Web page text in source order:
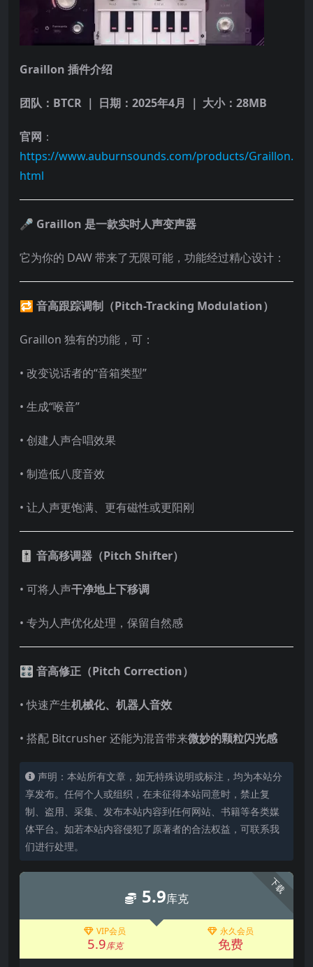
Graillon 插件介绍
团队：BTCR ｜ 日期：2025年4月 ｜ 大小：28MB
官网 ：
https://www.auburnsounds.com/products/Graillon.
html
🎤 Graillon 是一款实时人声变声器
它为你的 DAW 带来了无限可能，功能经过精心设计：
🔁 音高跟踪调制（Pitch-Tracking Modulation）
Graillon 独有的功能，可：
• 改变说话者的“音箱类型”
• 生成“喉音”
• 创建人声合唱效果
• 制造低八度音效
• 让人声更饱满、更有磁性或更阳刚
🎚 音高移调器（Pitch Shifter）
• 可将人声干净地上下移调
• 专为人声优化处理，保留自然感
🎛 音高修正（Pitch Correction）
• 快速产生机械化、机器人音效
• 搭配 Bitcrusher 还能为混音带来微妙的颗粒闪光感
声明：本站所有文章，如无特殊说明或标注，均为本站分
享发布。任何个人或组织，在未征得本站同意时，禁止复
制、盗用、采集、发布本站内容到任何网站、书籍等各类媒
体平台。如若本站内容侵犯了原著者的合法权益，可联系我
们进行处理。
下载
5.9库克
VIP会员
5.9库克
永久会员
免费